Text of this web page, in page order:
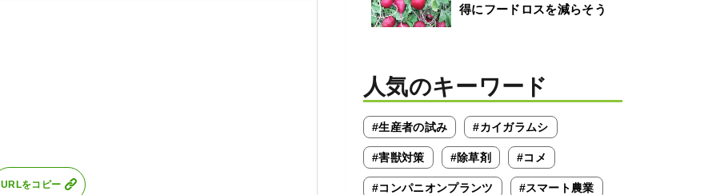
URLをコピー
得にフードロスを減らそう
人気のキーワード
#生産者の試み #カイガラムシ
#害獣対策 #除草剤 #コメ
#コンパニオンプランツ #スマート農業